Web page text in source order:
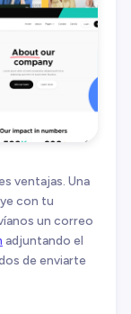
ventajas. Una
con tu
un correo
adjuntando el
de enviarte